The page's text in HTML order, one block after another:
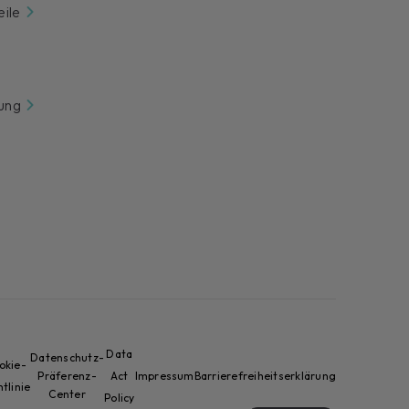
Datenschutz-
Präferenz-
Center
Data
Act
Policy
Impressum Barrierefreiheitserklärung